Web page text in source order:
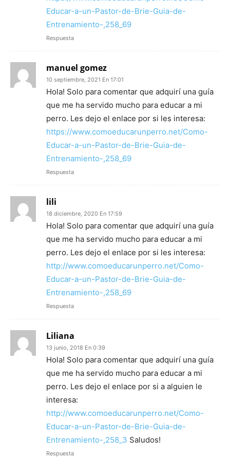
Educar-a-un-Pastor-de-Brie-Guia-de-
Entrenamiento-,258_69
Respuesta
manuel gomez
10 septiembre, 2021 En 17:01
Hola! Solo para comentar que adquirí una guía
que me ha servido mucho para educar a mi
perro. Les dejo el enlace por si les interesa:
https://www.comoeducarunperro.net/Como-
Educar-a-un-Pastor-de-Brie-Guia-de-
Entrenamiento-,258_69
Respuesta
lili
18 diciembre, 2020 En 17:59
Hola! Solo para comentar que adquirí una guía
que me ha servido mucho para educar a mi
perro. Les dejo el enlace por si les interesa:
http://www.comoeducarunperro.net/Como-
Educar-a-un-Pastor-de-Brie-Guia-de-
Entrenamiento-,258_69
Respuesta
Liliana
13 junio, 2018 En 0:39
Hola! Solo para comentar que adquirí una guía
que me ha servido mucho para educar a mi
perro. Les dejo el enlace por si a alguien le
interesa:
http://www.comoeducarunperro.net/Como-
Educar-a-un-Pastor-de-Brie-Guia-de-
Entrenamiento-,258_3 Saludos!
Respuesta